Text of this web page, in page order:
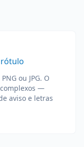
rótulo
ou JPG. O
—
aviso e letras